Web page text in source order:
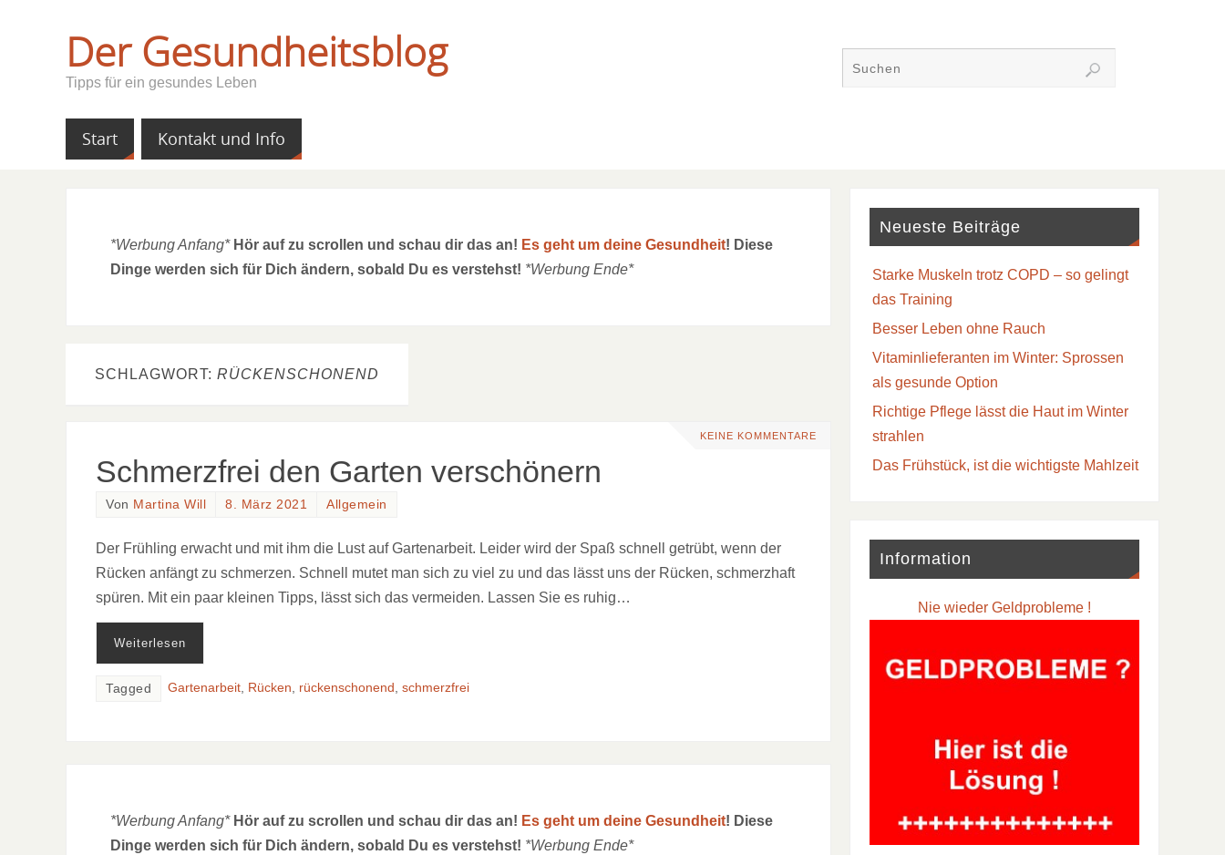
Der Gesundheitsblog
Tipps für ein gesundes Leben
Start Kontakt und Info
*Werbung Anfang* Hör auf zu scrollen und schau dir das an! Es geht um deine Gesundheit! Diese
Dinge werden sich für Dich ändern, sobald Du es verstehst! *Werbung Ende*
SCHLAGWORT: RÜCKENSCHONEND
KEINE KOMMENTARE
Schmerzfrei den Garten verschönern
Von Martina Will 8. März 2021 Allgemein
Der Frühling erwacht und mit ihm die Lust auf Gartenarbeit. Leider wird der Spaß schnell getrübt, wenn der
Rücken anfängt zu schmerzen. Schnell mutet man sich zu viel zu und das lässt uns der Rücken, schmerzhaft
spüren. Mit ein paar kleinen Tipps, lässt sich das vermeiden. Lassen Sie es ruhig…
Weiterlesen
Tagged Gartenarbeit Rücken rückenschonend schmerzfrei
*Werbung Anfang* Hör auf zu scrollen und schau dir das an! Es geht um deine Gesundheit! Diese
Dinge werden sich für Dich ändern, sobald Du es verstehst! *Werbung Ende*
Neueste Beiträge
Starke Muskeln trotz COPD – so gelingt
das Training
Besser Leben ohne Rauch
Vitaminlieferanten im Winter: Sprossen
als gesunde Option
Richtige Pflege lässt die Haut im Winter
strahlen
Das Frühstück, ist die wichtigste Mahlzeit
Information
Nie wieder Geldprobleme !